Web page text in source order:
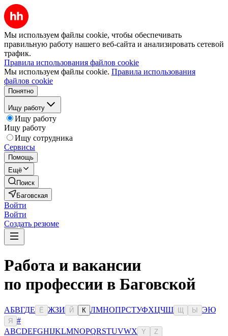
Мы используем файлы cookie, чтобы обеспечивать
правильную работу нашего веб-сайта и анализировать сетевой
трафик.
Правила использования файлов cookie
Мы используем файлы cookie. Правила использования
файлов cookie
Понятно
Ищу работу
Ищу работу
Ищу работу
Ищу сотрудника
Сервисы
Помощь
Ещё
Поиск
Баговская
Войти
Войти
Создать резюме
Работа и вакансии
по профессии в Баговской
АБВГДЕ Ё ЖЗИ Й К ЛМНОПРСТУФХЦЧШ Ы ЭЮ
Я
#
ABCDEFGHIJKLMNOPQRSTUVWX Y Z